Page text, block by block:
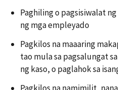
Paghiling o pagsisiwalat
ng mga empleyado
Pagkilos na maaaring
tao mula sa pagsalungat
ng kaso, o paglahok sa